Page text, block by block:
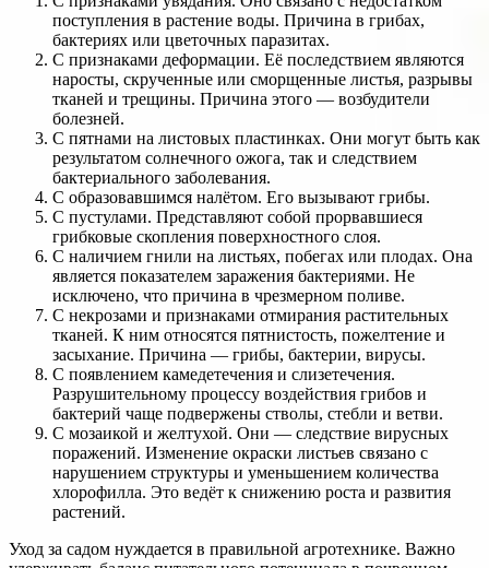
поступления в растение воды. Причина в грибах,
бактериях или цветочных паразитах.
С признаками деформации. Её последствием являются
наросты, скрученные или сморщенные листья, разрывы
тканей и трещины. Причина этого — возбудители
болезней.
С пятнами на листовых пластинках. Они могут быть как
результатом солнечного ожога, так и следствием
бактериального заболевания.
С образовавшимся налётом. Его вызывают грибы.
С пустулами. Представляют собой прорвавшиеся
грибковые скопления поверхностного слоя.
С наличием гнили на листьях, побегах или плодах. Она
является показателем заражения бактериями. Не
исключено, что причина в чрезмерном поливе.
С некрозами и признаками отмирания растительных
тканей. К ним относятся пятнистость, пожелтение и
засыхание. Причина — грибы, бактерии, вирусы.
С появлением камедетечения и слизетечения.
Разрушительному процессу воздействия грибов и
бактерий чаще подвержены стволы, стебли и ветви.
С мозаикой и желтухой. Они — следствие вирусных
поражений. Изменение окраски листьев связано с
нарушением структуры и уменьшением количества
хлорофилла. Это ведёт к снижению роста и развития
растений.
Уход за садом нуждается в правильной агротехнике. Важно